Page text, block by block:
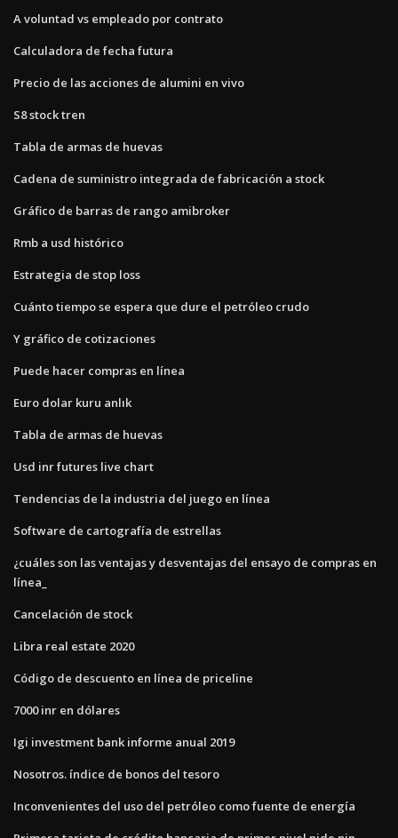
A voluntad vs empleado por contrato
Calculadora de fecha futura
Precio de las acciones de alumini en vivo
S8 stock tren
Tabla de armas de huevas
Cadena de suministro integrada de fabricación a stock
Gráfico de barras de rango amibroker
Rmb a usd histórico
Estrategia de stop loss
Cuánto tiempo se espera que dure el petróleo crudo
Y gráfico de cotizaciones
Puede hacer compras en línea
Euro dolar kuru anlık
Tabla de armas de huevas
Usd inr futures live chart
Tendencias de la industria del juego en línea
Software de cartografía de estrellas
¿cuáles son las ventajas y desventajas del ensayo de compras en
línea_
Cancelación de stock
Libra real estate 2020
Código de descuento en línea de priceline
7000 inr en dólares
Igi investment bank informe anual 2019
Nosotros. índice de bonos del tesoro
Inconvenientes del uso del petróleo como fuente de energía